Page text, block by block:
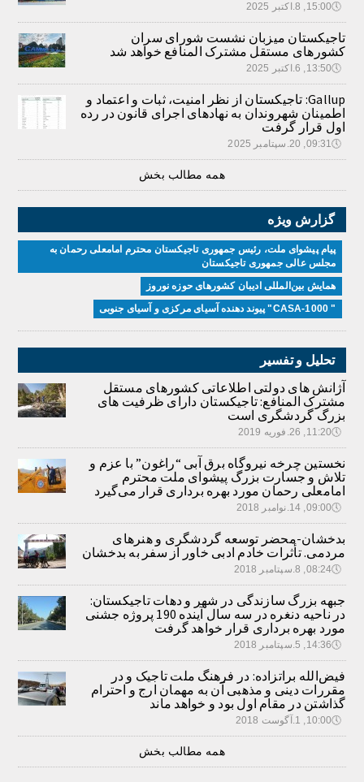
🕔15:00, 8.اکتبر 2025
تاجیکستان میزبان نشست شورای سران
کشورهای مستقل مشترک المنافع خواهد شد
🕔13:50, 6.اکتبر 2025
Gallup: تاجیکستان از نظر امنیت، ثبات و اعتماد و
اطمینان شهروندان به نهادهای اجرای قانون در رده
اول قرار گرفت
🕔09:31, 20.سپتامبر 2025
همه مطالب بخش
گزارش ویژه
پیام پیشوای ملت، رئیس جمهوری تاجیکستان محترم امامعلی رحمان به
مجلس عالی جمهوری تاجیکستان
همایش بین‌المللی ادیبان کشور‌های حوزه نوروز
" CASA-1000" پیوند دهنده آسیای مرکزی و آسیای جنوبی
تحلیل و تفسیر
آژانش های دولتی اطلاعاتی کشورهای مستقل
مشترک المنافع: تاجیکستان دارای ظرفیت های
بزرگ گردشگری است
🕔11:20, 26.فوریه 2019
نخستین چرخه نیروگاه برق آبی “راغون” با عزم و
تلاش و جسارت بزرگ پیشوای ملت محترم
امامعلی رحمان مورد بهره برداری قرار می‌گیرد
🕔09:00, 14.نوامبر 2018
بدخشان-محضر توسعه گردشگری و هنرهای
مردمی. تأثرات خادم ادبی خاور از سفر به بدخشان
🕔08:24, 8.سپتامبر 2018
جبهه بزرگ سازندگی در شهر و دهات تاجیکستان:
در ناحیه دنغره در سه سال آینده 190 پروژه جشنی
مورد بهره برداری قرار خواهد گرفت
🕔14:36, 5.سپتامبر 2018
فیض‌الله براتزاده: در فرهنگ ملت تاجیک و در
مقررات دینی و مذهبی آن به مهمان ارج و احترام
گذاشتن در مقام اول بود و خواهد ماند
🕔10:00, 1.آگوست 2018
همه مطالب بخش